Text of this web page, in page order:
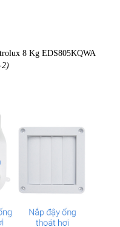
8 Kg EDS805KQWA
2)